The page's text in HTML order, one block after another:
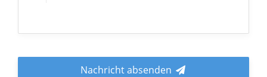
Nachricht absenden